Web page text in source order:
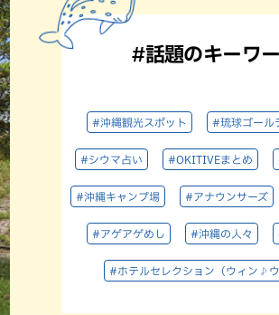
#話題のキーワ
#沖縄観光スポット #琉球ゴール
#シウマ占い #OKITIVEまとめ
#沖縄キャンプ場 #アナウンサーズ
#アゲアゲめし #沖縄の人々
#ホテルセレクション（ウィン♪